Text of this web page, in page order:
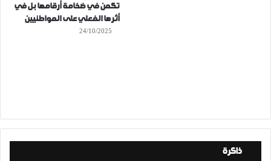
تكمن في ضخامة أرقامها بل في
أثرها الفعلي على المواطنيين
24/10/2025
ذاكرة